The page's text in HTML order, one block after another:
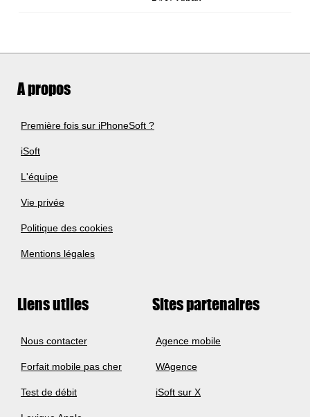
A propos
Première fois sur iPhoneSoft ?
iSoft
L'équipe
Vie privée
Politique des cookies
Mentions légales
Liens utiles
Nous contacter
Forfait mobile pas cher
Test de débit
Sites partenaires
Agence mobile
WAgence
iSoft sur X